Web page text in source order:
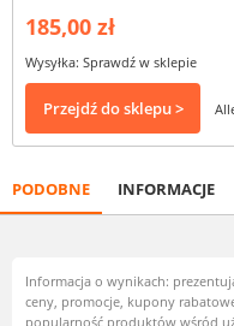
185,00 zł
Wysyłka: Sprawdź w sklepie
Przejdź do sklepu >
PODOBNE INFORMACJE
Informacja o wynikach:
ceny, promocje, kupony
popularność produktów wśród